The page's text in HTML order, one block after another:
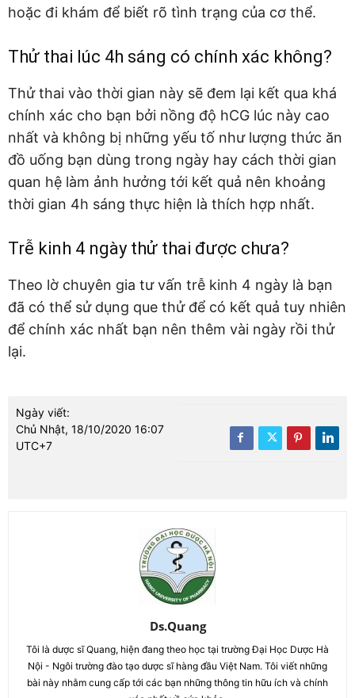
hoặc đi khám để biết rõ tình trạng của cơ thể.
Thử thai lúc 4h sáng có chính xác không?
Thử thai vào thời gian này sẽ đem lại kết qua khá
chính xác cho bạn bởi nồng độ hCG lúc này cao
nhất và không bị những yếu tố như lượng thức ăn
đồ uống bạn dùng trong ngày hay cách thời gian
quan hệ làm ảnh hưởng tới kết quả nên khoảng
thời gian 4h sáng thực hiện là thích hợp nhất.
Trễ kinh 4 ngày thử thai được chưa?
Theo lờ chuyên gia tư vấn trễ kinh 4 ngày là bạn
đã có thể sử dụng que thử để có kết quả tuy nhiên
để chính xác nhất bạn nên thêm vài ngày rồi thử
lại.
Ngày viết:
Chủ Nhật, 18/10/2020 16:07
UTC+7
Ds.Quang
Tôi là dược sĩ Quang, hiện đang theo học tại trường Đại Học Dược Hà
Nội - Ngôi trường đào tạo dược sĩ hàng đầu Việt Nam. Tôi viết những
bài này nhằm cung cấp tới các bạn những thông tin hữu ích và chính